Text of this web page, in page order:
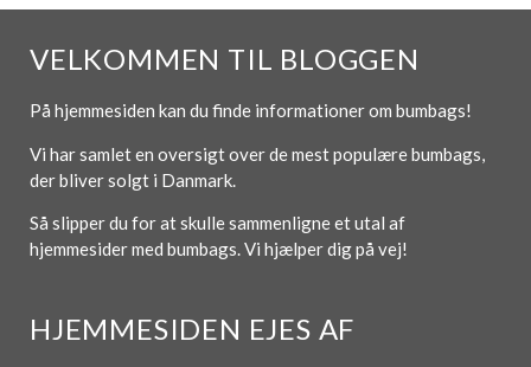
VELKOMMEN TIL BLOGGEN
På hjemmesiden kan du finde informationer om bumbags!
Vi har samlet en oversigt over de mest populære bumbags,
der bliver solgt i Danmark.
Så slipper du for at skulle sammenligne et utal af
hjemmesider med bumbags. Vi hjælper dig på vej!
HJEMMESIDEN EJES AF